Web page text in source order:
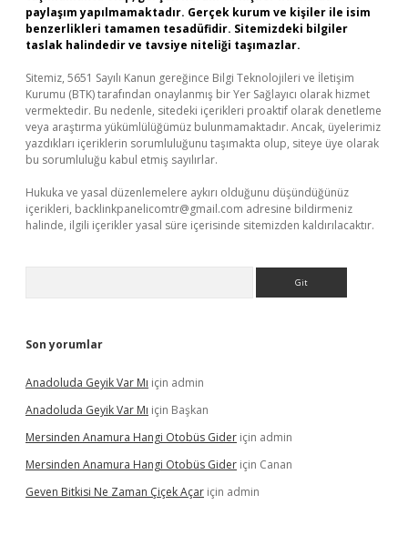
paylaşım yapılmamaktadır. Gerçek kurum ve kişiler ile isim
benzerlikleri tamamen tesadüfidir. Sitemizdeki bilgiler
taslak halindedir ve tavsiye niteliği taşımazlar.
Sitemiz, 5651 Sayılı Kanun gereğince Bilgi Teknolojileri ve İletişim
Kurumu (BTK) tarafından onaylanmış bir Yer Sağlayıcı olarak hizmet
vermektedir. Bu nedenle, sitedeki içerikleri proaktif olarak denetleme
veya araştırma yükümlülüğümüz bulunmamaktadır. Ancak, üyelerimiz
yazdıkları içeriklerin sorumluluğunu taşımakta olup, siteye üye olarak
bu sorumluluğu kabul etmiş sayılırlar.
Hukuka ve yasal düzenlemelere aykırı olduğunu düşündüğünüz
içerikleri, backlinkpanelicomtr@gmail.com adresine bildirmeniz
halinde, ilgili içerikler yasal süre içerisinde sitemizden kaldırılacaktır.
Son yorumlar
Anadoluda Geyik Var Mı için admin
Anadoluda Geyik Var Mı için Başkan
Mersinden Anamura Hangi Otobüs Gider için admin
Mersinden Anamura Hangi Otobüs Gider için Canan
Geven Bitkisi Ne Zaman Çiçek Açar için admin